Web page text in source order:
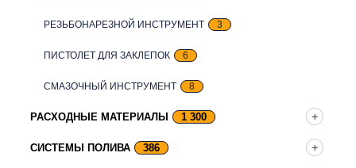
РЕЗЬБОНАРЕЗНОЙ ИНСТРУМЕНТ 3
ПИСТОЛЕТ ДЛЯ ЗАКЛЕПОК 6
СМАЗОЧНЫЙ ИНСТРУМЕНТ 8
РАСХОДНЫЕ МАТЕРИАЛЫ 1 300
СИСТЕМЫ ПОЛИВА 386